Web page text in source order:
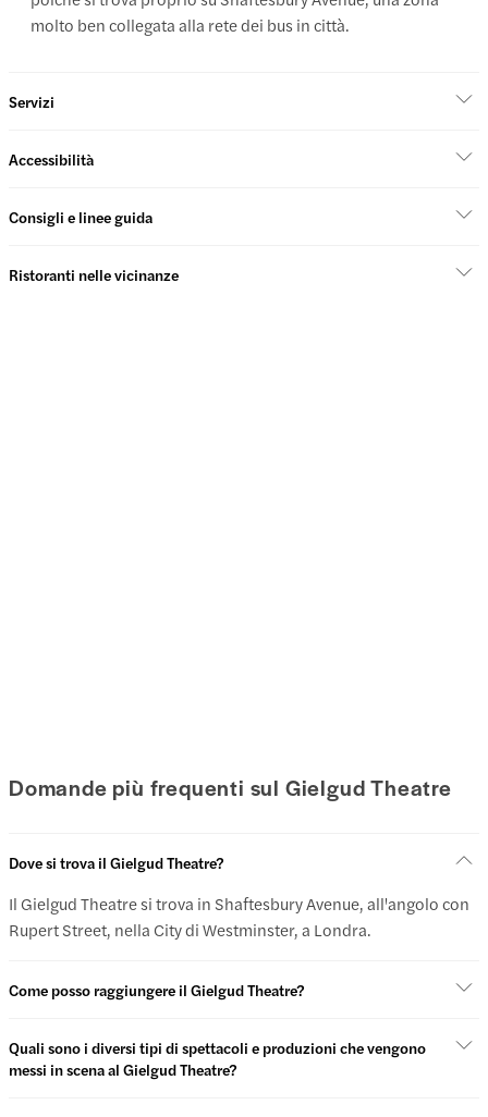
molto ben collegata alla rete dei bus in città.
Servizi
Accessibilità
Consigli e linee guida
Ristoranti nelle vicinanze
Domande più frequenti sul Gielgud Theatre
Dove si trova il Gielgud Theatre?
Il Gielgud Theatre si trova in Shaftesbury Avenue, all'angolo con
Rupert Street, nella City di Westminster, a Londra.
Come posso raggiungere il Gielgud Theatre?
Quali sono i diversi tipi di spettacoli e produzioni che vengono
messi in scena al Gielgud Theatre?